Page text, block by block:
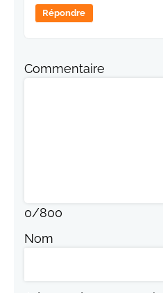
Répondre
Commentaire
0/800
Nom